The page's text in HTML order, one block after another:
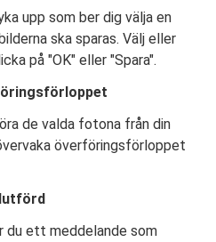
upp som ber dig välja en
ska sparas. Välj eller
på "OK" eller "Spara".
de valda fotona från din
överföringsförloppet
du ett meddelande som